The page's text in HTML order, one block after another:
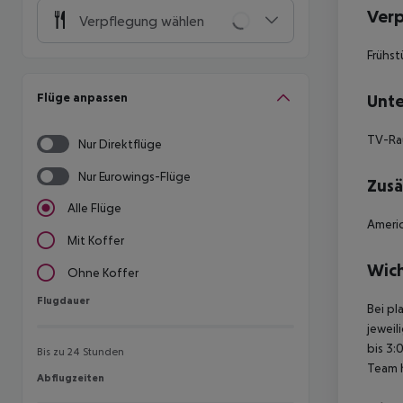
Verpflegung wählen
Flüge anpassen
Nur Direktflüge
Nur Eurowings-Flüge
Alle Flüge
Mit Koffer
Ohne Koffer
Flugdauer
Flugdauer
Bis zu 24 Stunden
Abflugzeiten
Abflugzeiten
TV-
Bei
bis
Team